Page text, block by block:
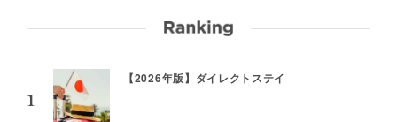
【2026年版】ダイレクトステイ